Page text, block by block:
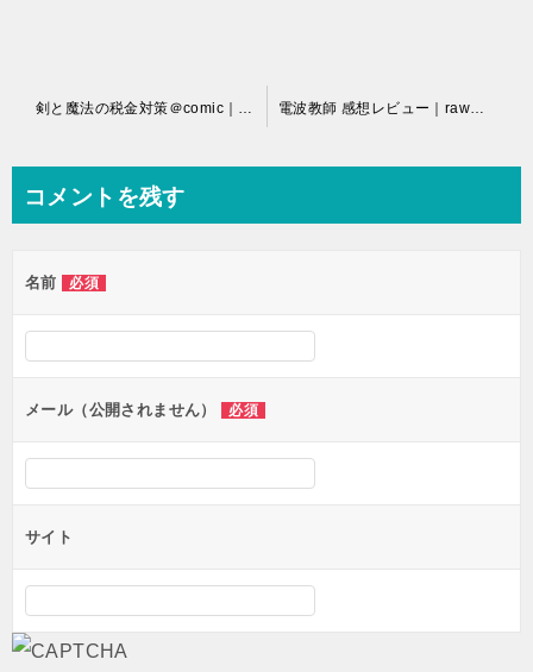
ビ
ー
シ
ン
剣と魔法の税金対策＠comic｜最新刊第1巻！サンデーうぇぶりで最新話まで全話無料連載中！ 電波教師 感想レビュー｜rawで探す人向けにオタク教師の型破りなやり方が意外と刺さる理由【読む方法も紹介】
コメントを残す
名前 必須
メール（公開されません） 必須
サイト